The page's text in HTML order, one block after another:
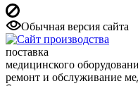
Обычная версия сайта
поставка
медицинского
ремонт и обслуживание